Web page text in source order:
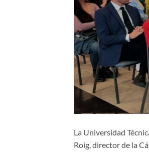
La Universidad
Roig, director de la